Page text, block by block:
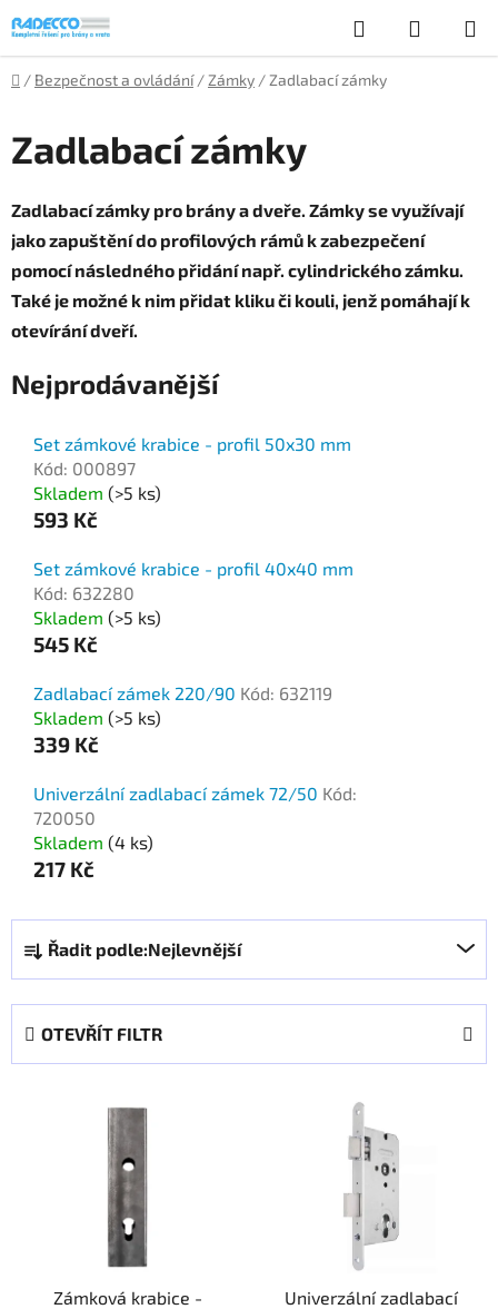
na
obsah
Hledat
KOŠÍK
Domů
/ Bezpečnost a ovládání / Zámky / Zadlabací zámky
Zadlabací zámky
Zadlabací zámky pro brány a dveře. Zámky se využívají
jako zapuštění do profilových rámů k zabezpečení
pomocí následného přidání např. cylindrického zámku.
Také je možné k nim přidat kliku či kouli, jenž pomáhají k
otevírání dveří.
Nejprodávanější
Set zámkové krabice - profil 50x30 mm
Kód: 000897
Skladem (>5 ks)
593 Kč
Set zámkové krabice - profil 40x40 mm
Kód: 632280
Skladem (>5 ks)
545 Kč
Zadlabací zámek 220/90 Kód: 632119
Skladem (>5 ks)
339 Kč
Univerzální zadlabací zámek 72/50 Kód:
720050
Skladem (4 ks)
217 Kč
Ř
a
z
Řadit podle:Nejlevnější
OTEVŘÍT FILTR
Zámková krabice -
Univerzální zadlabací